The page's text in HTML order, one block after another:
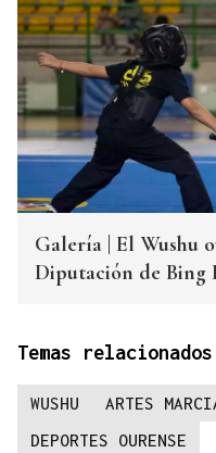
Galería | El Wushu
Diputación de Bing
Temas relacionados
WUSHU ARTES
DEPORTES OURENSE